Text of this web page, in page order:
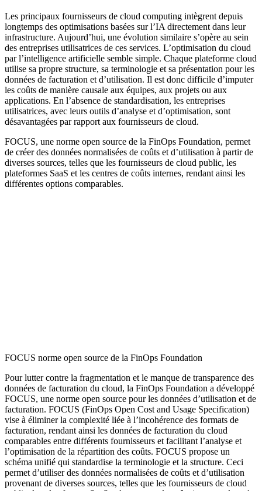
Les principaux fournisseurs de cloud computing intègrent depuis
longtemps des optimisations basées sur l’IA directement dans leur
infrastructure. Aujourd’hui, une évolution similaire s’opère au sein
des entreprises utilisatrices de ces services. L’optimisation du cloud
par l’intelligence artificielle semble simple. Chaque plateforme cloud
utilise sa propre structure, sa terminologie et sa présentation pour les
données de facturation et d’utilisation. Il est donc difficile d’imputer
les coûts de manière causale aux équipes, aux projets ou aux
applications. En l’absence de standardisation, les entreprises
utilisatrices, avec leurs outils d’analyse et d’optimisation, sont
désavantagées par rapport aux fournisseurs de cloud.
FOCUS, une norme open source de la FinOps Foundation, permet
de créer des données normalisées de coûts et d’utilisation à partir de
diverses sources, telles que les fournisseurs de cloud public, les
plateformes SaaS et les centres de coûts internes, rendant ainsi les
différentes options comparables.
FOCUS norme open source de la FinOps Foundation
Pour lutter contre la fragmentation et le manque de transparence des
données de facturation du cloud, la FinOps Foundation a développé
FOCUS, une norme open source pour les données d’utilisation et de
facturation. FOCUS (FinOps Open Cost and Usage Specification)
vise à éliminer la complexité liée à l’incohérence des formats de
facturation, rendant ainsi les données de facturation du cloud
comparables entre différents fournisseurs et facilitant l’analyse et
l’optimisation de la répartition des coûts. FOCUS propose un
schéma unifié qui standardise la terminologie et la structure. Ceci
permet d’utiliser des données normalisées de coûts et d’utilisation
provenant de diverses sources, telles que les fournisseurs de cloud